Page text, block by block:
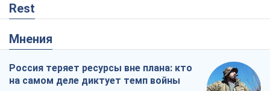
Rest
Мнения
Россия теряет ресурсы вне плана: кто
на самом деле диктует темп войны